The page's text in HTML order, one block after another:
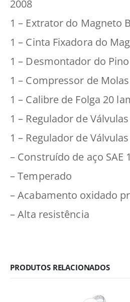
2008
1 – Extrator do Magneto
1 – Cinta Fixadora do
1 – Desmontador do
1 – Compressor de
1 – Calibre de Folga 20
1 – Regulador de
1 – Regulador de
– Construído de aço SAE
– Temperado
– Acabamento oxidado
– Alta resistência
PRODUTOS RELACIONADOS